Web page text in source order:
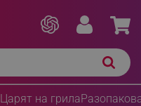
Царят на грила